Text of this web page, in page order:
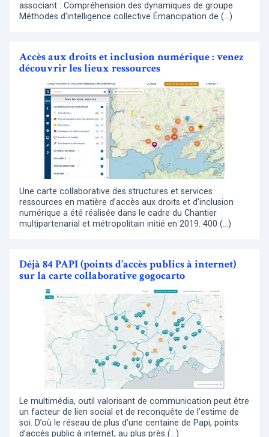
associant : Compréhension des dynamiques de groupe
Méthodes d’intelligence collective Émancipation de (…)
Accès aux droits et inclusion numérique : venez
découvrir les lieux ressources
Une carte collaborative des structures et services
ressources en matière d’accès aux droits et d’inclusion
numérique a été réalisée dans le cadre du Chantier
multipartenarial et métropolitain initié en 2019. 400 (…)
Déjà 84 PAPI (points d’accès publics à internet)
sur la carte collaborative gogocarto
Le multimédia, outil valorisant de communication peut être
un facteur de lien social et de reconquête de l’estime de
soi. D’où le réseau de plus d’une centaine de Papi, points
d’accès public à internet, au plus près (…)